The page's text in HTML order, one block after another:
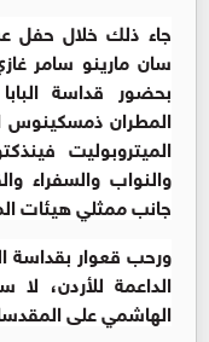
جاء ذلك خلال حفل
سان مارينو سامر
بحضور قداسة
المطران ذمسكينوس
الميتروبوليت
والنواب والسفراء
جانب ممثلي هيئات
ورحب قعوار بقداسة
الداعمة للأردن،
الهاشمي على